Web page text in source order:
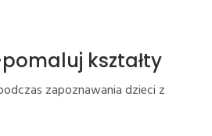
kształty
zapoznawania dzieci z